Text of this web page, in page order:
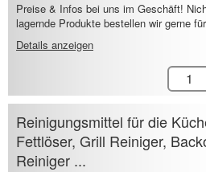
Preise & Infos bei uns im Geschäft!
lagernde Produkte bestellen wir gerne
Details anzeigen
Reinigungsmittel für die
Fettlöser, Grill Reiniger,
Reiniger ...